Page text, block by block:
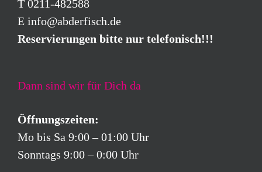
T 0211-482588
E info@abderfisch.de
Reservierungen bitte nur telefonisch!!!
Dann sind wir für Dich da
Öffnungszeiten:
Mo bis Sa 9:00 – 01:00 Uhr
Sonntags 9:00 – 0:00 Uhr